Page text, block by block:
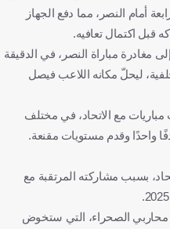
أمام النصر، مما دفع الجهاز
قبل اكتمال تعافيه.
مغادرة مباراة النصر، في الدقيقة
ليحلّ مكانه اللاعب فيصل
مع الاتحاد، في مختلف
واحدًا وقدم مستويات مقنعة.
بسبب مشاركته المرتقبة مع
محاربي الصحراء، التي ستخوض